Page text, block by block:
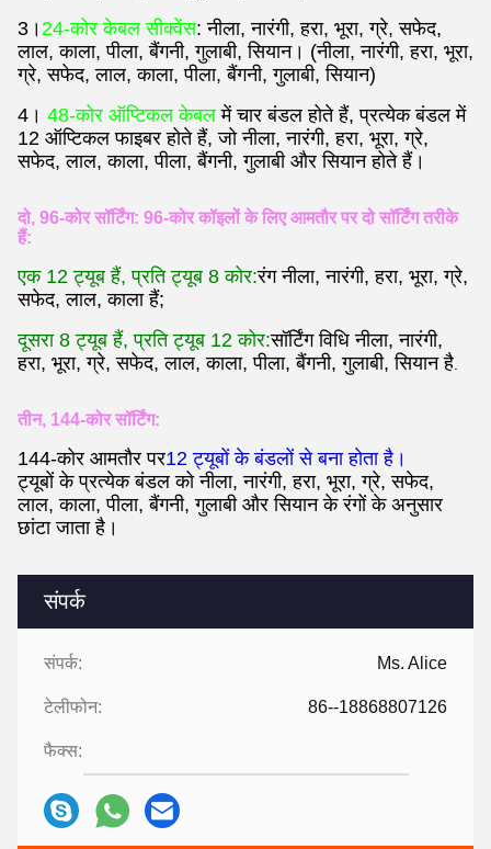
संपर्क
संपर्क: Ms. Alice
टेलीफोन: 86--18868807126
फैक्स:
3। 24-कोर केबल सीक्वेंस: नीला, नारंगी, हरा, भूरा, ग्रे, सफेद,
लाल, काला, पीला, बैंगनी, गुलाबी, सियान। (नीला, नारंगी, हरा, भूरा,
ग्रे, सफेद, लाल, काला, पीला, बैंगनी, गुलाबी, सियान)
4। 48-कोर ऑप्टिकल केबल में चार बंडल होते हैं, प्रत्येक बंडल में
12 ऑप्टिकल फाइबर होते हैं, जो नीला, नारंगी, हरा, भूरा, ग्रे,
सफेद, लाल, काला, पीला, बैंगनी, गुलाबी और सियान होते हैं।
दो, 96-कोर सॉर्टिंग: 96-कोर कॉइलों के लिए आमतौर पर दो सॉर्टिंग तरीके
हैं:
एक 12 ट्यूब हैं, प्रति ट्यूब 8 कोर:रंग नीला, नारंगी, हरा, भूरा, ग्रे,
सफेद, लाल, काला हैं;
दूसरा 8 ट्यूब हैं, प्रति ट्यूब 12 कोर:सॉर्टिंग विधि नीला, नारंगी,
हरा, भूरा, ग्रे, सफेद, लाल, काला, पीला, बैंगनी, गुलाबी, सियान है
तीन, 144-कोर सॉर्टिंग:
144-कोर आमतौर पर12 ट्यूबों के बंडलों से बना होता है।
ट्यूबों के प्रत्येक बंडल को नीला, नारंगी, हरा, भूरा, ग्रे, सफेद,
लाल, काला, पीला, बैंगनी, गुलाबी और सियान के रंगों के अनुसार
छांटा जाता है।